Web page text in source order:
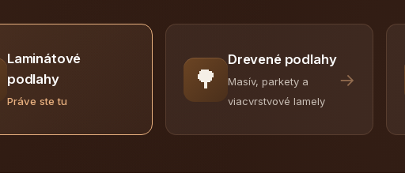
Laminátové
podlahy
Práve ste tu
🌳
Drevené podlahy
Masív, parkety a
viacvrstvové lamely
→